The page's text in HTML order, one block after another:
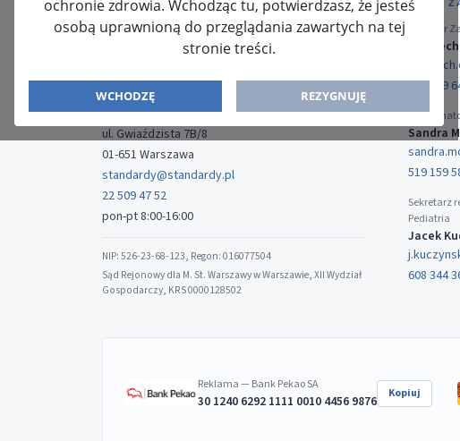
ochronie zdrowia. Wchodząc tu, potwierdzasz, że jesteś
osobą uprawnioną do przeglądania zawartych na tej
stronie treści.
WCHODZĘ REZYGNUJĘ
ISSN: 2080-5438
Media-Press Sp. z o.o.
ul. Gwiaździsta 7B/8
01-651 Warszawa
standardy@standardy.pl
22 509 47 52
pon-pt 8:00-16:00
NIP: 526-23-68-123, Regon: 016077504
Sąd Rejonowy dla M. St. Warszawy w Warszawie, XII Wydział
Gospodarczy, KRS 0000128502
BIURO
Dyrektor
519 159
Sandra
519 159
Sekretarz
Pediatria
Jacek
608 344
Reklama — Bank Pekao SA
30 1240 6292 1111 0010 4456 9876 Kopiuj